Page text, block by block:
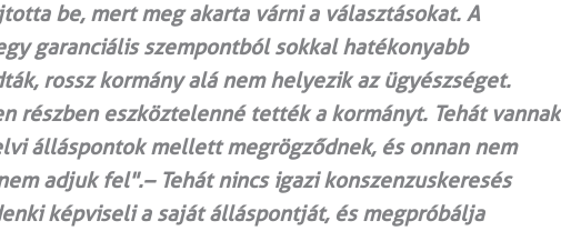
be, mert meg akarta várni a választásokat. A
garanciális szempontból sokkal hatékonyabb
rossz kormány alá nem helyezik az ügyészséget.
részben eszköztelenné tették a kormányt. Tehát vannak
álláspontok mellett megrögződnek, és onnan nem
adjuk fel".– Tehát nincs igazi konszenzuskeresés
képviseli a saját álláspontját, és megpróbálja